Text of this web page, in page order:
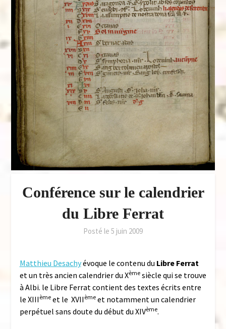
Conférence sur le calendrier
du Libre Ferrat
Posté le 5 juin 2009
Matthieu Desachyévoque le contenu du Libre Ferrat
et un très ancien calendrier du Xèmesiècle qui se trouve
à Albi. le Libre Ferrat contient des textes écrits entre
le XIIIèmeet le XVIIèmeet notamment un calendrier
perpétuel sans doute du début du XIVème.